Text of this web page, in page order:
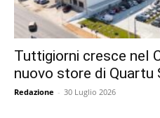
Tuttigiorni cresce nel
nuovo store di Quartu
Redazione - 30 Luglio 2026